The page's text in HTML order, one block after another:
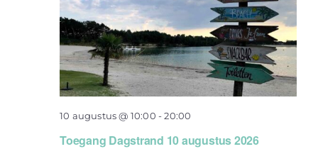
Toegang Dagstrand 10 augustus 2026
10 augustus @ 10:00 -20:00